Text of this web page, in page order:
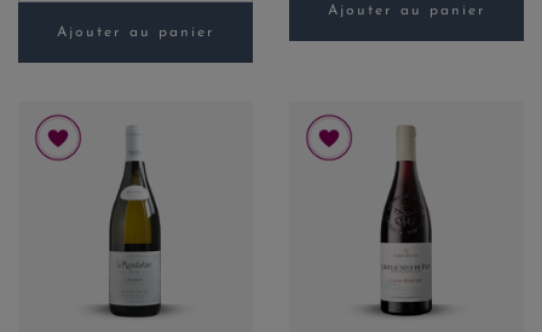
Ajouter au panier
Ajouter au panier